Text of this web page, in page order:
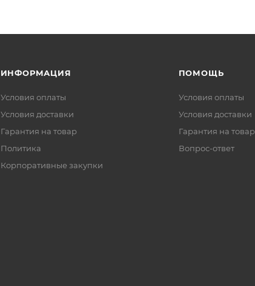
ИНФОРМАЦИЯ
Условия оплаты
Условия доставки
Гарантия на товар
Политика
Корпоративные закупки
ПОМОЩЬ
Условия оплаты
Условия доставки
Гарантия на товар
Вопрос-ответ